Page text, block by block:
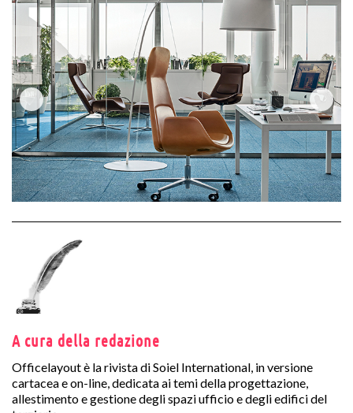
A cura della redazione
Officelayout è la rivista di Soiel International, in versione
cartacea e on-line, dedicata ai temi della progettazione,
allestimento e gestione degli spazi ufficio e degli edifici del